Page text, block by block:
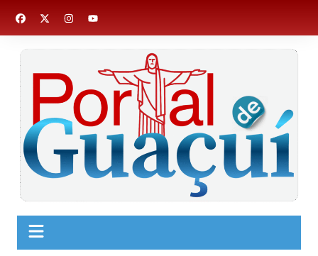
para